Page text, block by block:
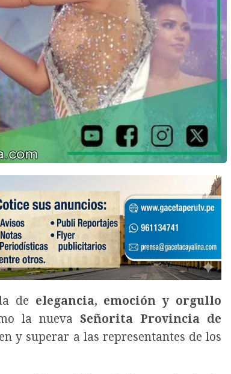
de elegancia, emoción y orgullo
la nuevaSeñorita Provincia de
y superar a las representantes de los